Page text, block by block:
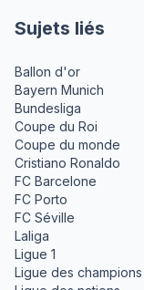
Sujets liés
Ballon d'or
Bayern Munich
Bundesliga
Coupe du Roi
Coupe du monde
Cristiano Ronaldo
FC Barcelone
FC Porto
FC Séville
Laliga
Ligue 1
Ligue des champions